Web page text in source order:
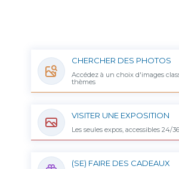
CHERCHER DES PHOTOS
Accédez à un choix d'images
thèmes
VISITER UNE EXPOSITION
Les seules expos, accessibles 24/
(SE) FAIRE DES CADEAUX